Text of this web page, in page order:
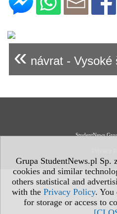
Grupa StudentNews.pl Sp.
cookies and similar
others statistical and
with the Privacy Policy. You
for storage or access to
« návrat - Vysoké
StudentNews